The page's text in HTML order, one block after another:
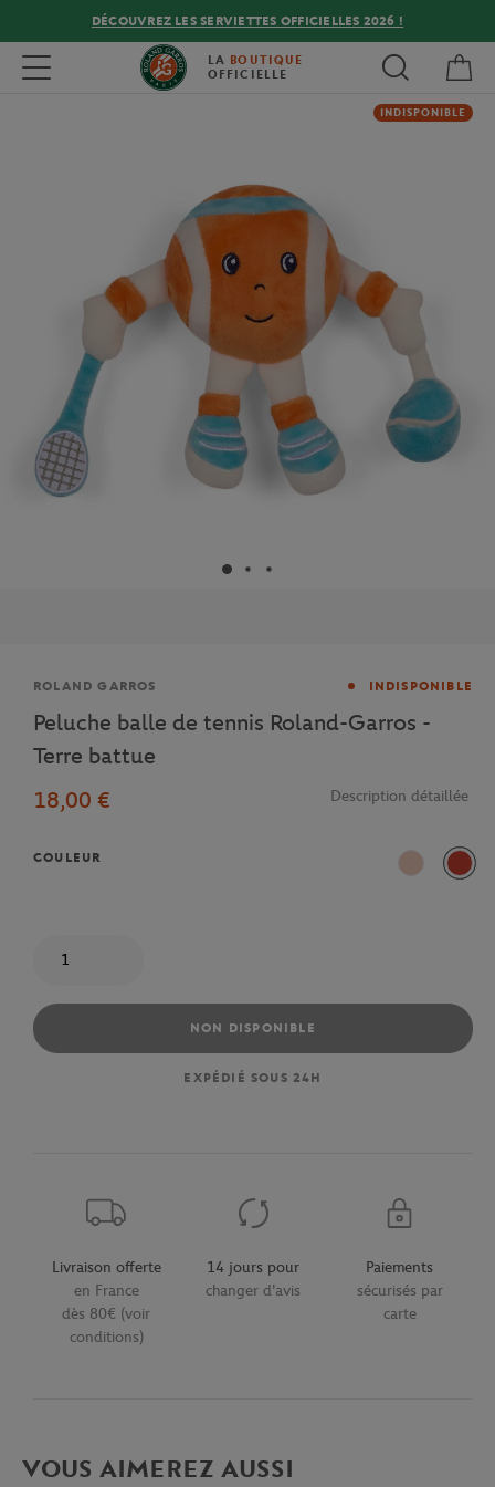
DÉCOUVREZ LES SERVIETTES OFFICIELLES 2026 !
Toggle navigation LA BOUTIQUE
OFFICIELLE
INDISPONIBLE
Marque
ROLAND GARROS INDISPONIBLE
Peluche balle de tennis Roland-Garros -
Terre battue
18,00 €
Description détaillée
COULEUR
Rose
NON DISPONIBLE
EXPÉDIÉ SOUS 24H
Livraison offerte
en France
dès 80€ (voir
conditions)
14 jours pour
changer d'avis
Paiements
sécurisés par
carte
VOUS AIMEREZ AUSSI